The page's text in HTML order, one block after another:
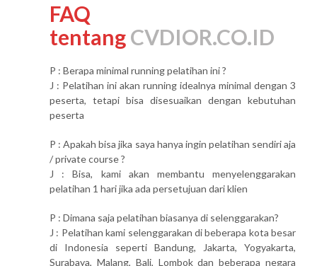
FAQ
tentangCVDIOR.CO.ID
P : Berapa minimal running pelatihan ini ?
J : Pelatihan ini akan running idealnya minimal dengan 3
peserta, tetapi bisa disesuaikan dengan kebutuhan
peserta
P : Apakah bisa jika saya hanya ingin pelatihan sendiri aja
/ private course ?
J : Bisa, kami akan membantu menyelenggarakan
pelatihan 1 hari jika ada persetujuan dari klien
P : Dimana saja pelatihan biasanya di selenggarakan?
J : Pelatihan kami selenggarakan di beberapa kota besar
di Indonesia seperti Bandung, Jakarta, Yogyakarta,
Surabaya, Malang, Bali, Lombok dan beberapa negara